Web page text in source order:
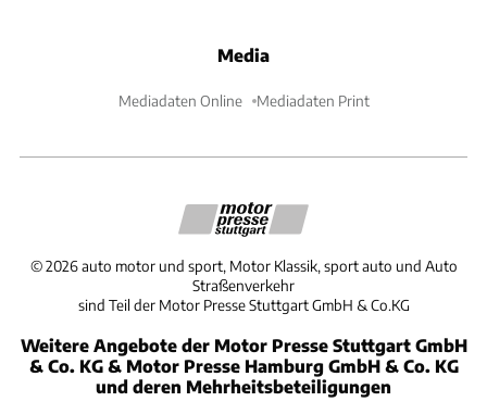
Media
Mediadaten Online Mediadaten Print
©2026 auto motor und sport, Motor Klassik, sport auto und Auto
Straßenverkehr
sind Teil der Motor Presse Stuttgart GmbH & Co.KG
Weitere Angebote der Motor Presse Stuttgart GmbH
& Co. KG & Motor Presse Hamburg GmbH & Co. KG
und deren Mehrheitsbeteiligungen